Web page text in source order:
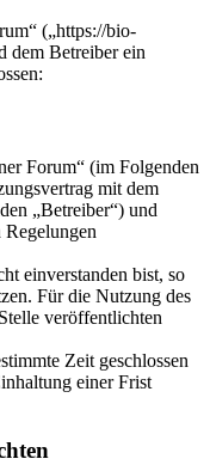
(„https://bio-
dem Betreiber ein
Forum“ (im Folgenden
mit dem
„Betreiber“) und
einverstanden bist, so
Für die Nutzung des
veröffentlichten
Zeit geschlossen
einer Frist